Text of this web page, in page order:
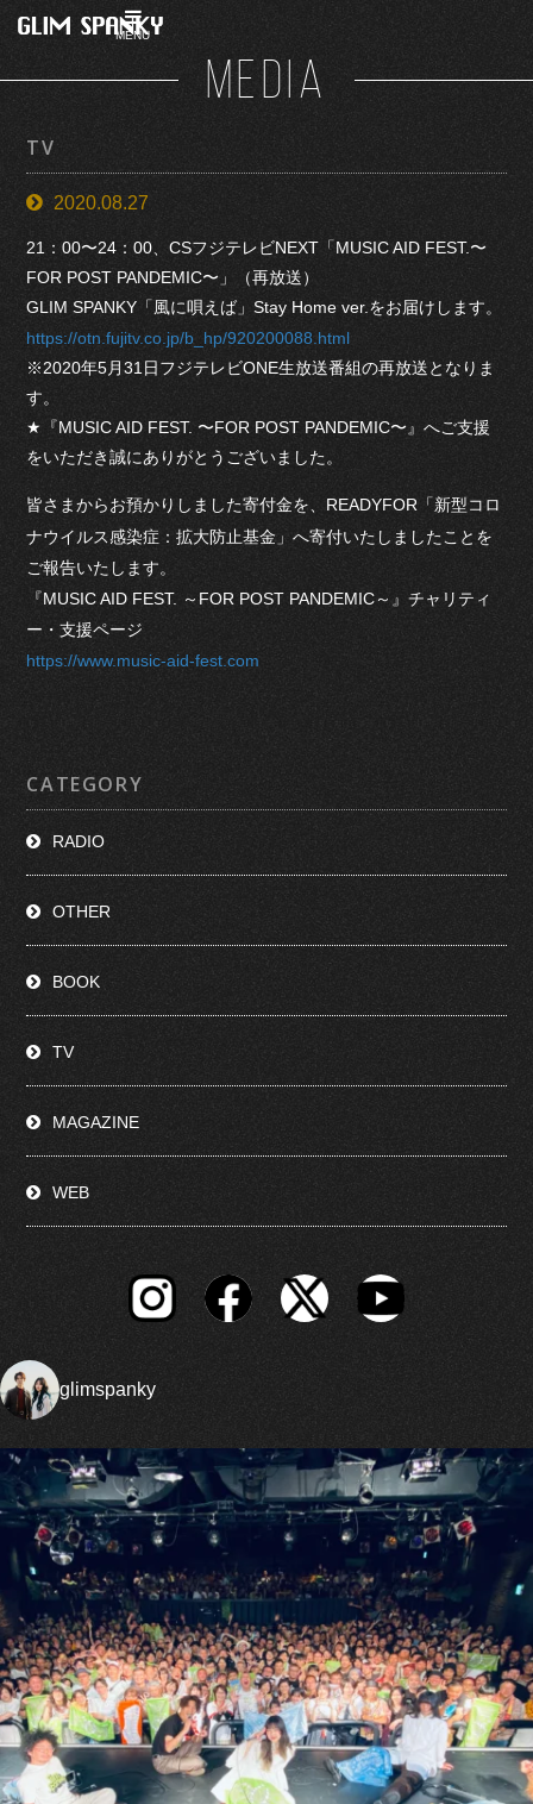
MENU
MEDIA
TV
2020.08.27
21：00〜24：00、CSフジテレビNEXT「MUSIC AID FEST.〜
FOR POST PANDEMIC〜」（再放送）
GLIM SPANKY「風に唄えば」Stay Home ver.をお届けします。
https://otn.fujitv.co.jp/b_hp/920200088.html
※2020年5月31日フジテレビONE生放送番組の再放送となりま
す。
★『MUSIC AID FEST. 〜FOR POST PANDEMIC〜』へご支援
をいただき誠にありがとうございました。
皆さまからお預かりしました寄付金を、READYFOR「新型コロ
ナウイルス感染症：拡大防止基金」へ寄付いたしましたことを
ご報告いたします。
『MUSIC AID FEST. ～FOR POST PANDEMIC～』チャリティ
ー・支援ページ
https://www.music-aid-fest.com
CATEGORY
RADIO
OTHER
BOOK
TV
MAGAZINE
WEB
glimspanky